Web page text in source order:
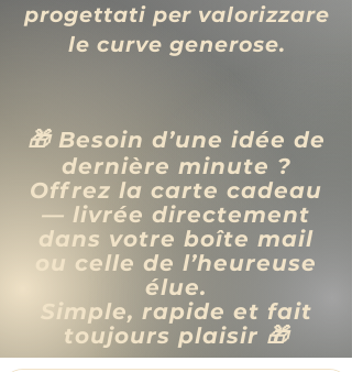
progettati per valorizzare
le curve generose.
🎁 Besoin d’une idée de
dernière minute ?
Offrez la carte cadeau
— livrée directement
dans votre boîte mail
ou celle de l’heureuse
élue.
Simple, rapide et fait
toujours plaisir 🎁